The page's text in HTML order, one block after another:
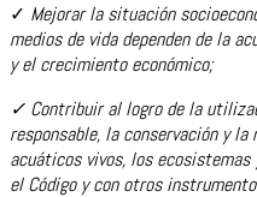
✓ Mejorar la situación
medios de vida dependen de la
y el crecimiento económico;
✓ Contribuir al logro de la
responsable, la conservación y
acuáticos vivos, los ecosistemas
el Código y con otros